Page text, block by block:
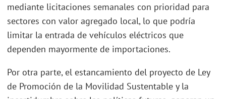
mediante licitaciones semanales con prioridad para
sectores con valor agregado local, lo que podría
limitar la entrada de vehículos eléctricos que
dependen mayormente de importaciones.
Por otra parte, el estancamiento del proyecto de Ley
de Promoción de la Movilidad Sustentable y la